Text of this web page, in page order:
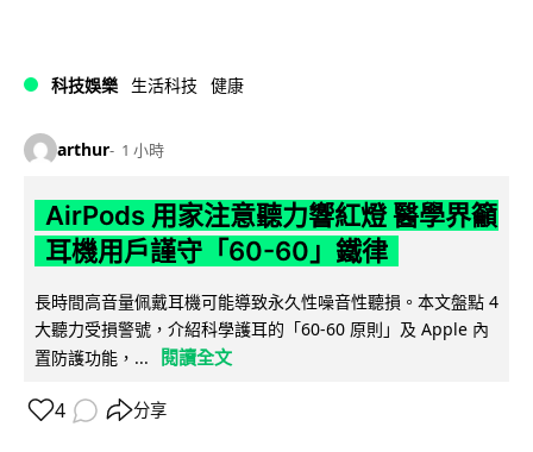
科技娛樂 生活科技 健康
arthur 1 小時
AirPods 用家注意聽力響紅燈 醫學界籲
耳機用戶謹守「60-60」鐵律
長時間高音量佩戴耳機可能導致永久性噪音性聽損。本文盤點 4
大聽力受損警號，介紹科學護耳的「60-60 原則」及 Apple 內
置防護功能，...
閱讀全文
4 分享